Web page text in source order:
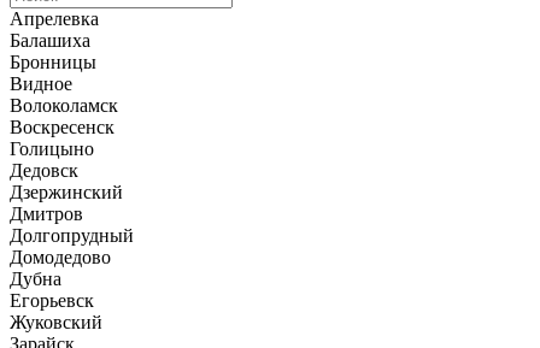
Апрелевка
Балашиха
Бронницы
Видное
Волоколамск
Воскресенск
Голицыно
Дедовск
Дзержинский
Дмитров
Долгопрудный
Домодедово
Дубна
Егорьевск
Жуковский
Зарайск